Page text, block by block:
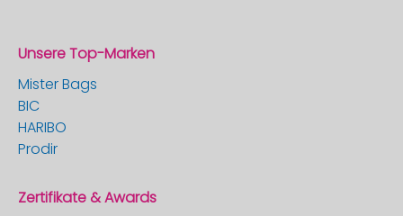
Unsere Top-Marken
Mister Bags
BIC
HARIBO
Prodir
Zertifikate & Awards